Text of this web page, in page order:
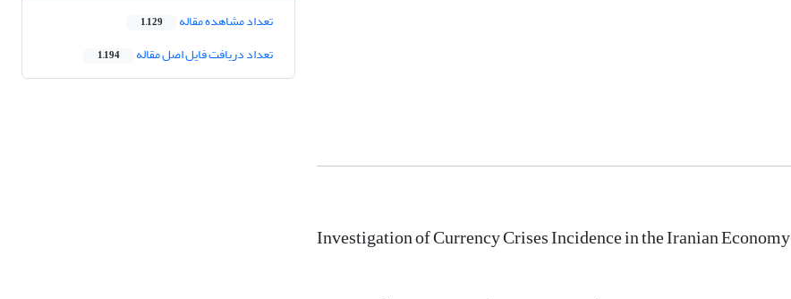
Investigation of Currency Crises Incidence in the Iranian Economy
تعداد مشاهده مقاله 1,129
تعداد دریافت فایل اصل مقاله 1,194